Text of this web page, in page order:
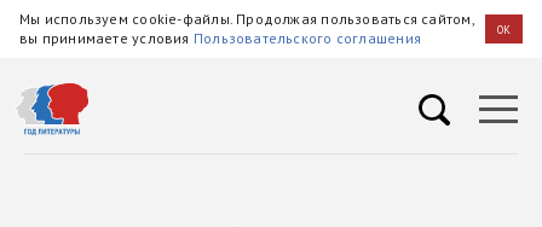
Мы используем cookie-файлы. Продолжая пользоваться сайтом,
вы принимаете условия Пользовательского соглашения OK